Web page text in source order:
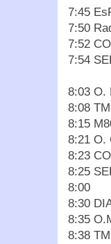
7:45
7:50
7:52
7:54
8:03 O.
8:08
8:15
8:21 O.
8:23
8:25
8:00
8:30
8:35
8:38